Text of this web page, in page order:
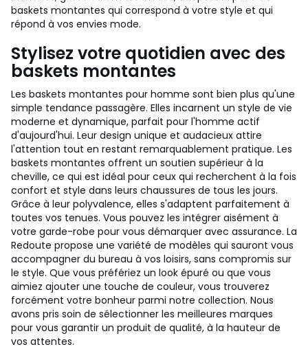
baskets montantes qui correspond à votre style et qui
répond à vos envies mode.
Stylisez votre quotidien avec des
baskets montantes
Les baskets montantes pour homme sont bien plus qu'une
simple tendance passagère. Elles incarnent un style de vie
moderne et dynamique, parfait pour l'homme actif
d'aujourd'hui. Leur design unique et audacieux attire
l'attention tout en restant remarquablement pratique. Les
baskets montantes offrent un soutien supérieur à la
cheville, ce qui est idéal pour ceux qui recherchent à la fois
confort et style dans leurs chaussures de tous les jours.
Grâce à leur polyvalence, elles s'adaptent parfaitement à
toutes vos tenues. Vous pouvez les intégrer aisément à
votre garde-robe pour vous démarquer avec assurance. La
Redoute propose une variété de modèles qui sauront vous
accompagner du bureau à vos loisirs, sans compromis sur
le style. Que vous préfériez un look épuré ou que vous
aimiez ajouter une touche de couleur, vous trouverez
forcément votre bonheur parmi notre collection. Nous
avons pris soin de sélectionner les meilleures marques
pour vous garantir un produit de qualité, à la hauteur de
vos attentes.